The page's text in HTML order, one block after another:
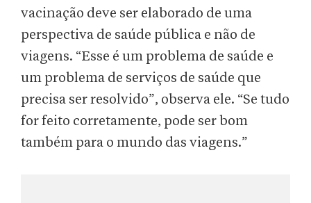
vacinação deve ser elaborado de uma
perspectiva de saúde pública e não de
viagens. “Esse é um problema de saúde e
um problema de serviços de saúde que
precisa ser resolvido”, observa ele. “Se tudo
for feito corretamente, pode ser bom
também para o mundo das viagens.”